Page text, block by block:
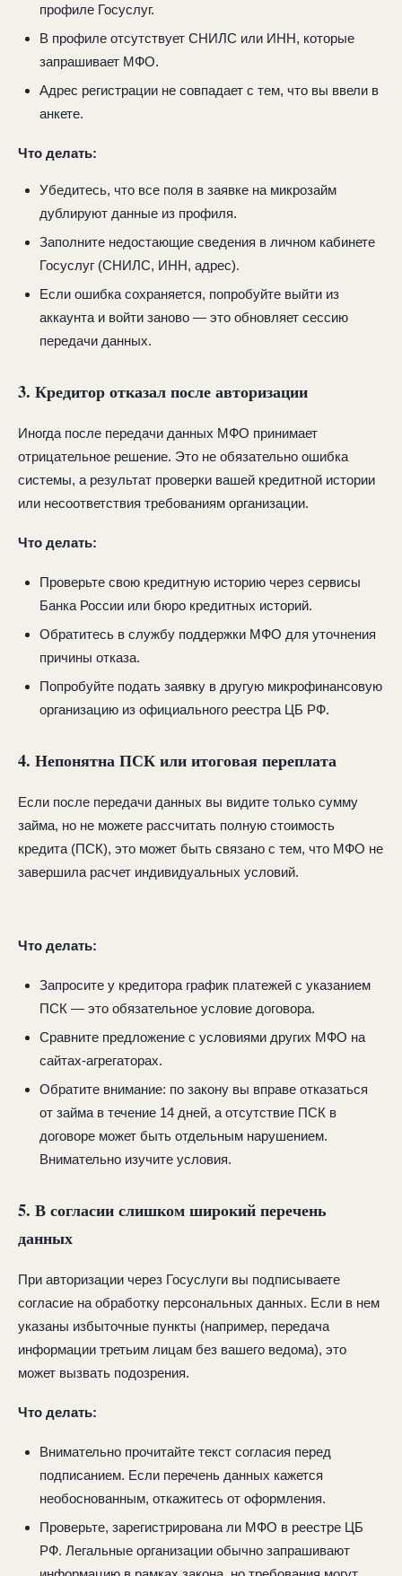
профиле Госуслуг.
В профиле отсутствует СНИЛС или ИНН, которые
запрашивает МФО.
Адрес регистрации не совпадает с тем, что вы ввели в
анкете.
Что делать:
Убедитесь, что все поля в заявке на микрозайм
дублируют данные из профиля.
Заполните недостающие сведения в личном кабинете
Госуслуг (СНИЛС, ИНН, адрес).
Если ошибка сохраняется, попробуйте выйти из
аккаунта и войти заново — это обновляет сессию
передачи данных.
3. Кредитор отказал после авторизации
Иногда после передачи данных МФО принимает
отрицательное решение. Это не обязательно ошибка
системы, а результат проверки вашей кредитной истории
или несоответствия требованиям организации.
Что делать:
Проверьте свою кредитную историю через сервисы
Банка России или бюро кредитных историй.
Обратитесь в службу поддержки МФО для уточнения
причины отказа.
Попробуйте подать заявку в другую микрофинансовую
организацию из официального реестра ЦБ РФ.
4. Непонятна ПСК или итоговая переплата
Если после передачи данных вы видите только сумму
займа, но не можете рассчитать полную стоимость
кредита (ПСК), это может быть связано с тем, что МФО не
завершила расчет индивидуальных условий.
Что делать:
Запросите у кредитора график платежей с указанием
ПСК — это обязательное условие договора.
Сравните предложение с условиями других МФО на
сайтах-агрегаторах.
Обратите внимание: по закону вы вправе отказаться
от займа в течение 14 дней, а отсутствие ПСК в
договоре может быть отдельным нарушением.
Внимательно изучите условия.
5. В согласии слишком широкий перечень
данных
При авторизации через Госуслуги вы подписываете
согласие на обработку персональных данных. Если в нем
указаны избыточные пункты (например, передача
информации третьим лицам без вашего ведома), это
может вызвать подозрения.
Что делать:
Внимательно прочитайте текст согласия перед
подписанием. Если перечень данных кажется
необоснованным, откажитесь от оформления.
Проверьте, зарегистрирована ли МФО в реестре ЦБ
РФ. Легальные организации обычно запрашивают